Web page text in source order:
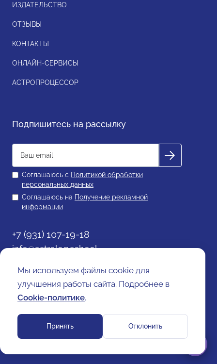
Мы используем файлы cookie для
улучшения работы сайта. Подробнее в
Cookie-политике.
Принять Отклонить
ИЗДАТЕЛЬСТВО
ОТЗЫВЫ
КОНТАКТЫ
ОНЛАЙН-СЕРВИСЫ
АСТРОПРОЦЕССОР
Подпишитесь на рассылку
Соглашаюсь с Политикой обработки
персональных данных
Соглашаюсь на Получение рекламной
информации
+7 (931) 107-19-18
info@astrolog.school
Согласие на получение рекламной информации
Договор оферты